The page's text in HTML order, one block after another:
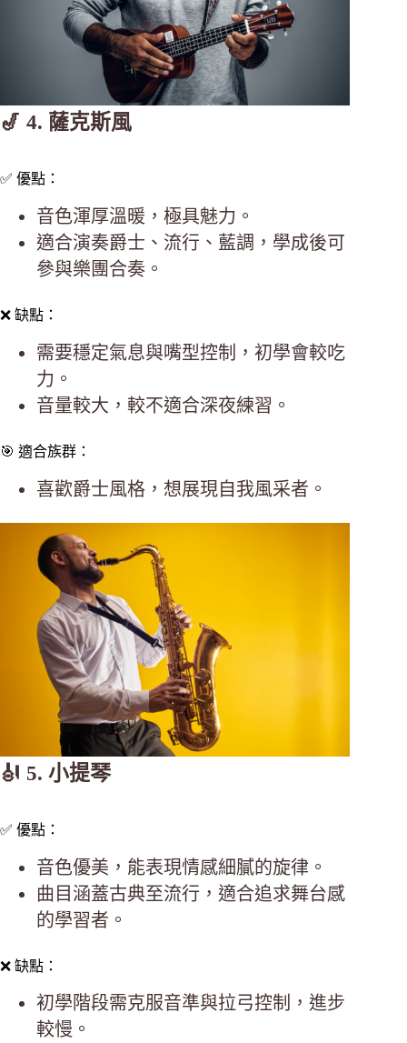
🎷 4. 薩克斯風
✅ 優點：
音色渾厚溫暖，極具魅力。
適合演奏爵士、流行、藍調，學成後可
參與樂團合奏。
❌ 缺點：
需要穩定氣息與嘴型控制，初學會較吃
力。
音量較大，較不適合深夜練習。
🎯 適合族群：
喜歡爵士風格，想展現自我風采者。
🎻 5. 小提琴
✅ 優點：
音色優美，能表現情感細膩的旋律。
曲目涵蓋古典至流行，適合追求舞台感
的學習者。
❌ 缺點：
初學階段需克服音準與拉弓控制，進步
較慢。